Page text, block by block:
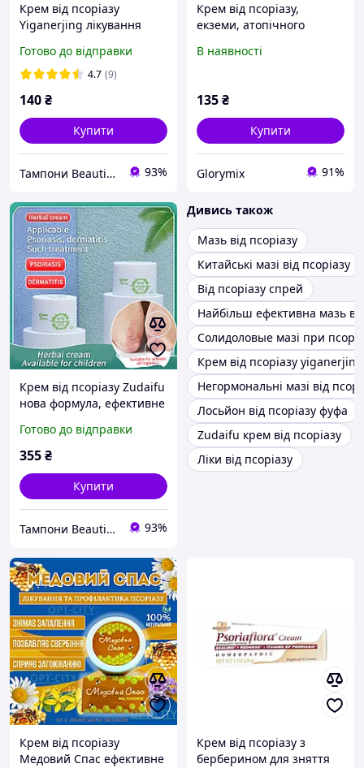
Крем від псоріазу
Yiganerjing лікування
шкірних захворювань
Оригінал
Готово до відправки
4.7 (9)
140₴
Купити
Тампони Beautiful Life 93%
Крем від псоріазу,
екземи, атопічного
Psoriasis Cream, туба 20 г
В наявності
135₴
Купити
Glorymix 91%
Крем від псоріазу Zudaifu
нова формула, ефективне
негормональний крем від
псоріазу
Готово до відправки
355₴
Купити
Тампони Beautiful Life 93%
Дивись також
Мазь від псоріазу
Китайські мазі від псоріазу
Від псоріазу спрей
Найбільш ефективна мазь
Солидоловые мазі при
Крем від псоріазу yiganerjing
Негормональні мазі від
Лосьйон від псоріазу фуфа
Zudaifu крем від псоріазу
Ліки від псоріазу
Крем від псоріазу
Медовий Спас ефективне
Крем від псоріазу з
берберином для зняття